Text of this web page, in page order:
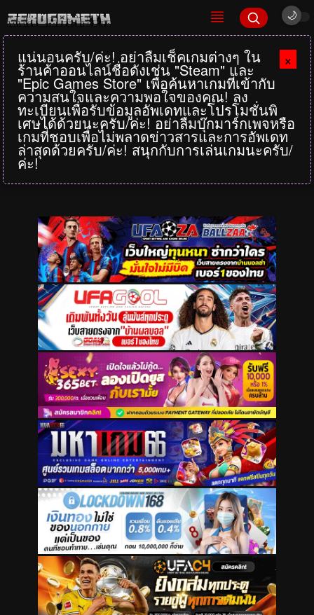
×
แน่นอนครับ/ค่ะ! อย่าลืมเช็คเกมต่างๆ ใน
ร้านค้าออนไลน์ชื่อดังเช่น "Steam" และ
"Epic Games Store" เพื่อค้นหาเกมที่เข้ากับ
ความสนใจและความพอใจของคุณ! ลง
ทะเบียนเพื่อรับข้อมูลอัพเดทและโปรโมชั่นพิ
เศษได้ด้วยนะครับ/ค่ะ! อย่าลืมบุ๊กมาร์กเพจหรือ
เกมที่ชอบเพื่อไม่พลาดข่าวสารและการอัพเดท
ล่าสุดด้วยครับ/ค่ะ! สนุกกับการเล่นเกมนะครับ/
ค่ะ!